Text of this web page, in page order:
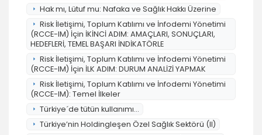
Hak mı, Lütuf mu: Nafaka ve Sağlık Hakkı Üzerine
Risk İletişimi, Toplum Katılımı ve İnfodemi Yönetimi
(RCCE-IM) İçin İKİNCİ ADIM: AMAÇLARI, SONUÇLARI,
HEDEFLERİ, TEMEL BAŞARI İNDİKATÖRLE
Risk İletişimi, Toplum Katılımı ve İnfodemi Yönetimi
(RCCE-IM) İçin İLK ADIM: DURUM ANALİZİ YAPMAK
Risk İletişimi, Toplum Katılımı ve İnfodemi Yönetimi
(RCCE-IM): Temel İlkeler
Türkiye´de tütün kullanımı...
Türkiye’nin Holdingleşen Özel Sağlık Sektörü (II)